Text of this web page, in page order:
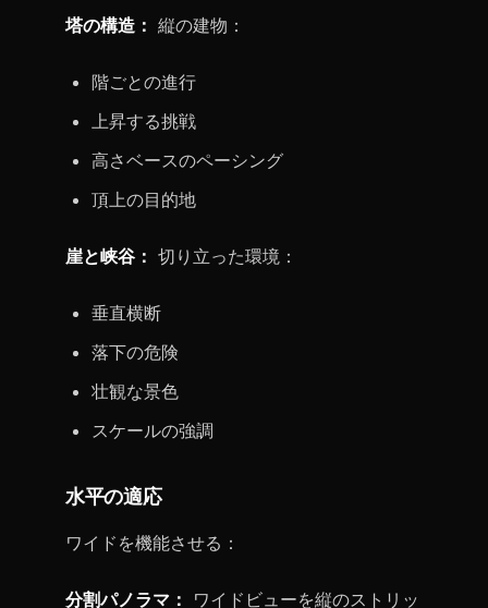
塔の構造： 縦の建物：
階ごとの進行
上昇する挑戦
高さベースのペーシング
頂上の目的地
崖と峡谷： 切り立った環境：
垂直横断
落下の危険
壮観な景色
スケールの強調
水平の適応
ワイドを機能させる：
分割パノラマ： ワイドビューを縦のストリッ